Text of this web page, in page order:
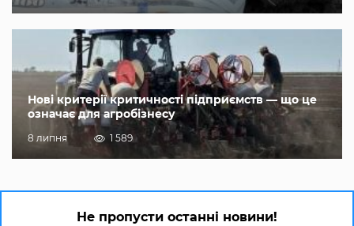
Нові критерії критичності підприємств — що це
означає для агробізнесу
8 липня 1 589
Не пропусти останні новини!